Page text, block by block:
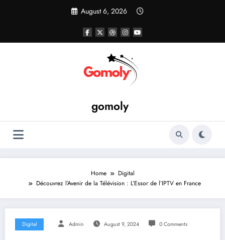
August 6, 2026
gomoly
Home
Digital
Découvrez l’Avenir de la Télévision : L’Essor de l’IPTV en France
Digital Admin August 9, 2024 0 Comments